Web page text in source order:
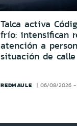
Talca activa
frío: intensifican
atención a
situación de calle
REDMAULE 06/08/2026 -